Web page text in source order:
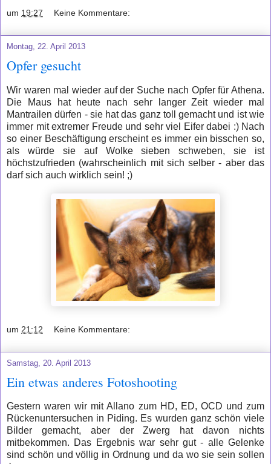
um 19:27 Keine Kommentare:
Montag, 22. April 2013
Opfer gesucht
Wir waren mal wieder auf der Suche nach Opfer für Athena.
Die Maus hat heute nach sehr langer Zeit wieder mal
Mantrailen dürfen - sie hat das ganz toll gemacht und ist wie
immer mit extremer Freude und sehr viel Eifer dabei :) Nach
so einer Beschäftigung erscheint es immer ein bisschen so,
als würde sie auf Wolke sieben schweben, sie ist
höchstzufrieden (wahrscheinlich mit sich selber - aber das
darf sich auch wirklich sein! ;)
um 21:12 Keine Kommentare:
Samstag, 20. April 2013
Ein etwas anderes Fotoshooting
Gestern waren wir mit Allano zum HD, ED, OCD und zum
Rückenuntersuchen in Piding. Es wurden ganz schön viele
Bilder gemacht, aber der Zwerg hat davon nichts
mitbekommen. Das Ergebnis war sehr gut - alle Gelenke
sind schön und völlig in Ordnung und da wo sie sein sollen